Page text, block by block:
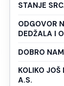
STANJE
ODGOVOR
DEDŽALA I
DOBRO
KOLIKO
A.S.